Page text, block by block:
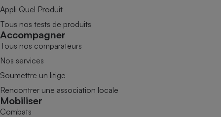
Appli Quel Produit
Tous nos tests de produits
Accompagner
Tous nos comparateurs
Nos services
Soumettre un litige
Rencontrer une association locale
Mobiliser
Combats